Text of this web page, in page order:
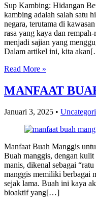
Sup Kambing: Hidangan
kambing adalah salah satu
negara, terutama di
rasa yang kaya dan
menjadi sajian yang
Dalam artikel ini, kita
Read More »
MANFAAT
Januari 3, 2025 •
Manfaat Buah Manggis
Buah manggis, dengan
manis, dikenal sebagai
manggis memiliki berbagai
sejak lama. Buah ini kaya
bioaktif yang[…]